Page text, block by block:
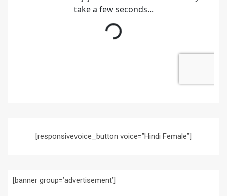
[responsivevoice_button voice=”Hindi Female”]
[banner group=’advertisement’]